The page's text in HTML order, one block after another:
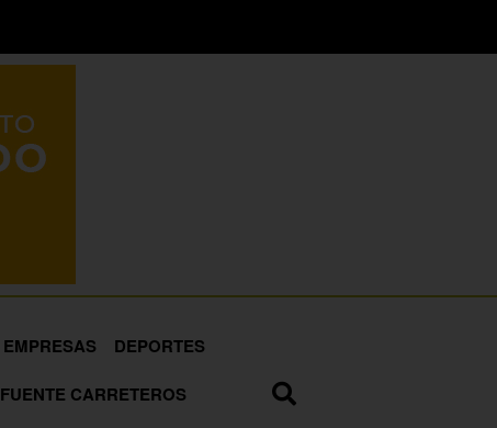
EMPRESAS
DEPORTES
FUENTE CARRETEROS